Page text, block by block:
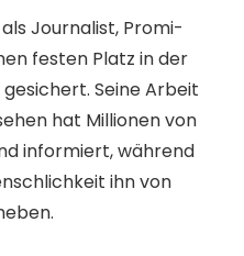
Journalist, Promi-
festen Platz in der
Seine Arbeit
hat Millionen von
informiert, während
ihn von